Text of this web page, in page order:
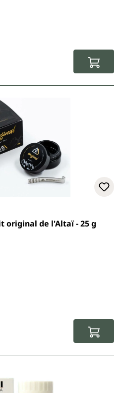
5 étoiles
original de l'Altaï - 25 g